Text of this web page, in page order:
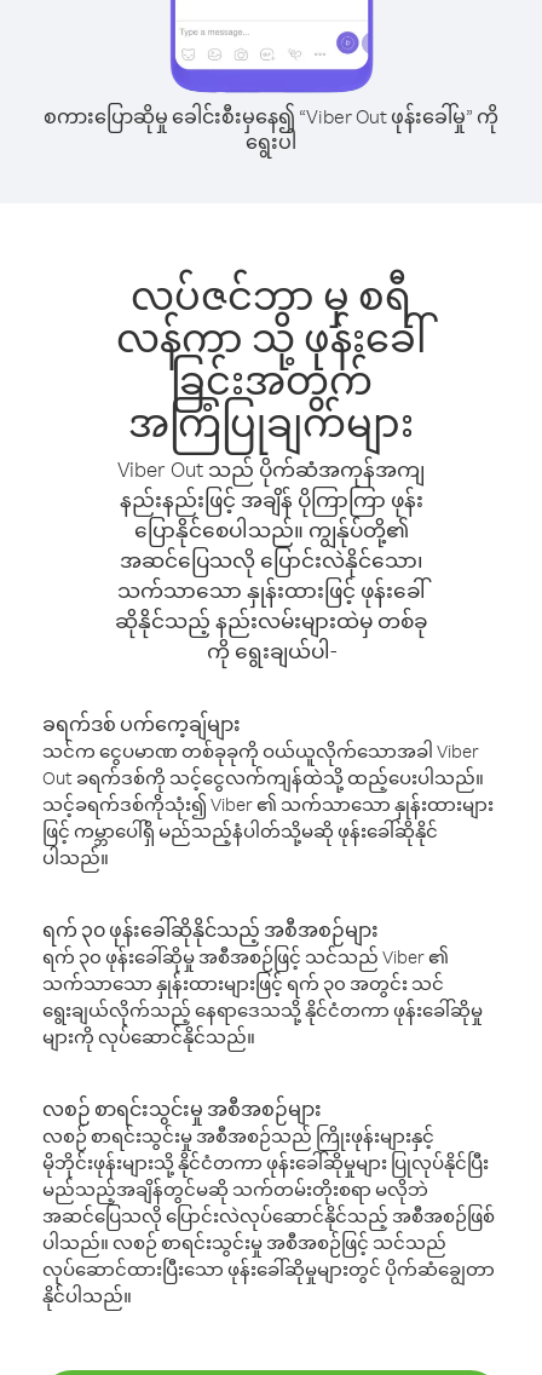
စကားပြောဆိုမှု ခေါင်းစီးမှနေ၍ “Viber Out ဖုန်းခေါ်မှု” ကို
ရွေးပါ
လပ်ဇင်ဘာ မှ စရီ
လန်ကာ သို့ ဖုန်းခေါ်
ခြင်းအတွက်
အကြံပြုချက်များ
Viber Out သည် ပိုက်ဆံအကုန်အကျ
နည်းနည်းဖြင့် အချိန် ပိုကြာကြာ ဖုန်း
ပြောနိုင်စေပါသည်။ ကျွန်ုပ်တို့၏
အဆင်ပြေသလို ပြောင်းလဲနိုင်သော၊
သက်သာသော နှုန်းထားဖြင့် ဖုန်းခေါ်
ဆိုနိုင်သည့် နည်းလမ်းများထဲမှ တစ်ခု
ကို ရွေးချယ်ပါ-
ခရက်ဒစ် ပက်ကေ့ချ်များ
သင်က ငွေပမာဏ တစ်ခုခုကို ဝယ်ယူလိုက်သောအခါ Viber
Out ခရက်ဒစ်ကို သင့်ငွေလက်ကျန်ထဲသို့ ထည့်ပေးပါသည်။
သင့်ခရက်ဒစ်ကိုသုံး၍ Viber ၏ သက်သာသော နှုန်းထားများ
ဖြင့် ကမ္ဘာပေါ်ရှိ မည်သည့်နံပါတ်သို့မဆို ဖုန်းခေါ်ဆိုနိုင်
ပါသည်။
ရက် ၃၀ ဖုန်းခေါ်ဆိုနိုင်သည့် အစီအစဉ်များ
ရက် ၃၀ ဖုန်းခေါ်ဆိုမှု အစီအစဉ်ဖြင့် သင်သည် Viber ၏
သက်သာသော နှုန်းထားများဖြင့် ရက် ၃၀ အတွင်း သင်
ရွေးချယ်လိုက်သည့် နေရာဒေသသို့ နိုင်ငံတကာ ဖုန်းခေါ်ဆိုမှု
များကို လုပ်ဆောင်နိုင်သည်။
လစဉ် စာရင်းသွင်းမှု အစီအစဉ်များ
လစဉ် စာရင်းသွင်းမှု အစီအစဉ်သည် ကြိုးဖုန်းများနှင့်
မိုဘိုင်းဖုန်းများသို့ နိုင်ငံတကာ ဖုန်းခေါ်ဆိုမှုများ ပြုလုပ်နိုင်ပြီး
မည်သည့်အချိန်တွင်မဆို သက်တမ်းတိုးစရာ မလိုဘဲ
အဆင်ပြေသလို ပြောင်းလဲလုပ်ဆောင်နိုင်သည့် အစီအစဉ်ဖြစ်
ပါသည်။ လစဉ် စာရင်းသွင်းမှု အစီအစဉ်ဖြင့် သင်သည်
လုပ်ဆောင်ထားပြီးသော ဖုန်းခေါ်ဆိုမှုများတွင် ပိုက်ဆံချွေတာ
နိုင်ပါသည်။